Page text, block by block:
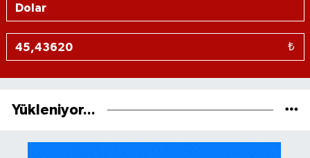
₺
Yükleniyor...